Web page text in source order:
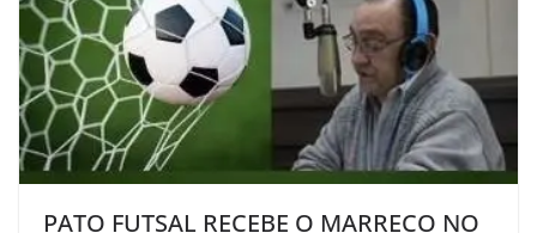
PATO FUTSAL RECEBE O MARRECO NO